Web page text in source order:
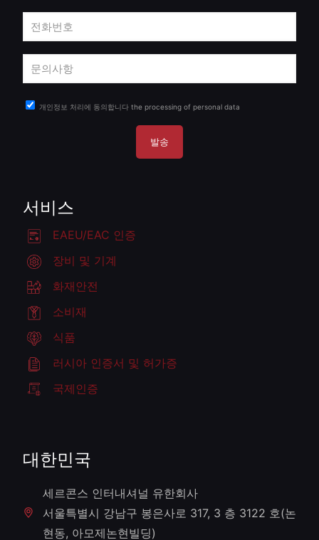
개인정보 처리에 동의합니다 the processing of personal data
서비스
EAEU/EAC 인증
장비 및 기계
화재안전
소비재
식품
러시아 인증서 및 허가증
국제인증
대한민국
세르콘스 인터내셔널 유한회사
서울특별시 강남구 봉은사로 317, 3 층 3122 호(논
현동, 아모제논현빌딩)